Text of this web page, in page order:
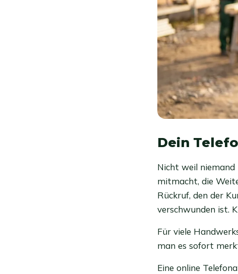
Dein
Nicht weil
mitmacht, die
Rückruf, den der
verschwunden ist.
Für viele
man es sofort
Eine online